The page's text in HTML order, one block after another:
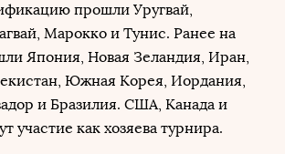
прошли Уругвай,
Марокко и Тунис. Ранее на
Япония, Новая Зеландия, Иран,
Южная Корея, Иордания,
и Бразилия. США, Канада и
участие как хозяева турнира.